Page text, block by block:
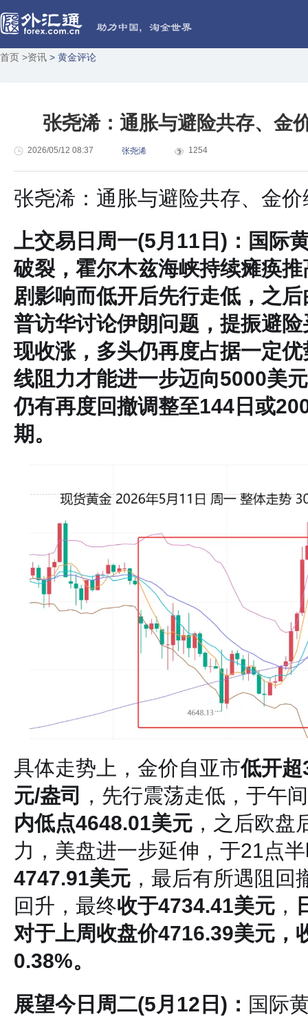
首页 >资讯 > 黄金评论
张尧浠：通胀与避险共存、金
2026/05/12 08:37 张尧浠 1254
张尧浠：通胀与避险共存、金
上交易日周一(5月11日)：国际
破裂，霍尔木兹海峡持续瘫痪
剧影响而低开后先行走低，之
普访华讨论伊朗问题，提振避
现收涨，多头仍再度占据一定
线阻力才能进一步迈向5000美
仍有再度回撤调整至144日或
期。
具体走势上，金价自亚市低开
元/盎司
，先行震荡走低，于午
内低点4648.01美元 ，之后欧盘
力，美盘进一步延伸，于21点
4747.91美元 ，最后有所遇阻
回升，最终收于4734.41美元 ，
对于上周收盘价4716.39美元，
0.38%。
展望今日周二(5月12日)： 国际